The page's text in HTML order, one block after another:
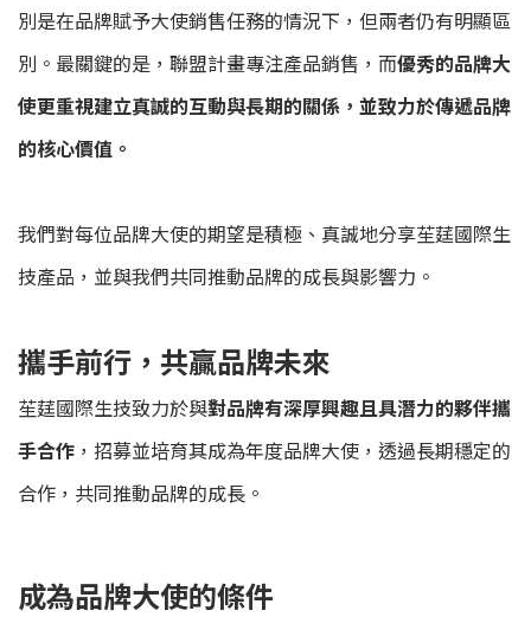
別是在品牌賦予大使銷售任務的情況下，但兩者仍有明顯區
別。最關鍵的是，聯盟計畫專注產品銷售，而優秀的品牌大
使更重視建立真誠的互動與長期的關係，並致力於傳遞品牌
的核心價值。
我們對每位品牌大使的期望是積極、真誠地分享苼莛國際生
技產品，並與我們共同推動品牌的成長與影響力。
攜手前行，共贏品牌未來
苼莛國際生技致力於與對品牌有深厚興趣且具潛力的夥伴攜
手合作 ，招募並培育其成為年度品牌大使，透過長期穩定的
合作，共同推動品牌的成長。
成為品牌大使的條件